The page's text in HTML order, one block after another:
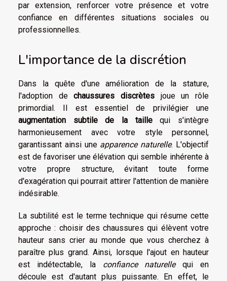
par extension, renforcer votre présence et votre
confiance en différentes situations sociales ou
professionnelles.
L'importance de la discrétion
Dans la quête d'une amélioration de la stature,
l'adoption dechaussures discrètes joue un rôle
primordial. Il est essentiel de privilégier une
augmentation subtile de la taillequi s'intègre
harmonieusement avec votre style personnel,
garantissant ainsi une apparence naturelle. L'objectif
est de favoriser une élévation qui semble inhérente à
votre propre structure, évitant toute forme
d'exagération qui pourrait attirer l'attention de manière
indésirable.
La subtilité est le terme technique qui résume cette
approche : choisir des chaussures qui élèvent votre
hauteur sans crier au monde que vous cherchez à
paraître plus grand. Ainsi, lorsque l'ajout en hauteur
est indétectable, la confiance naturellequi en
découle est d'autant plus puissante. En effet, le